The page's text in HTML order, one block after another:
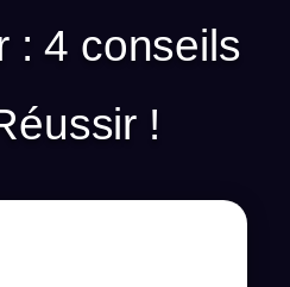
: 4 conseils
!